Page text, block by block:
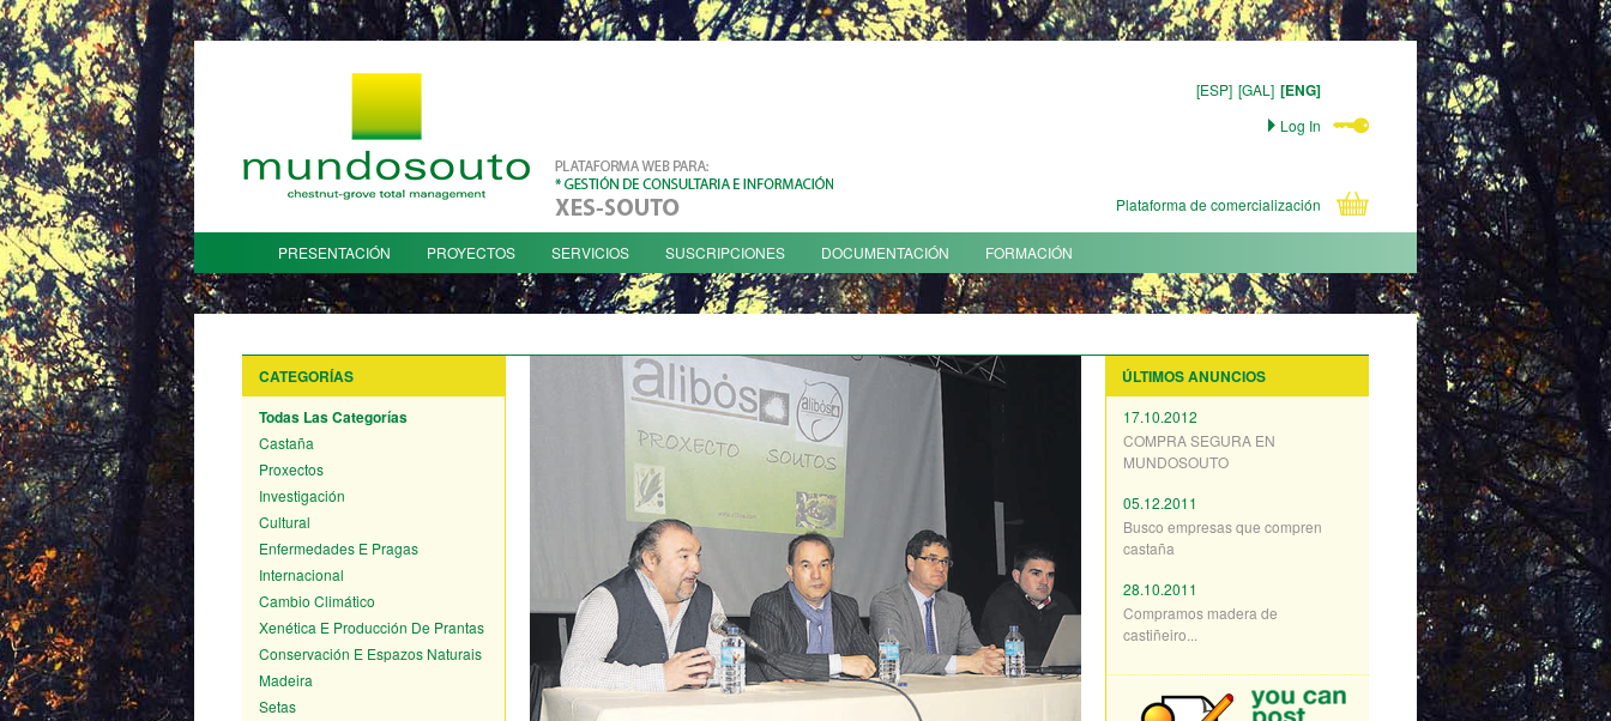
[ESP] [GAL] [ENG]
Log In
Plataforma de comercialización
PRESENTACIÓN PROYECTOS SERVICIOS SUSCRIPCIONES DOCUMENTACIÓN FORMACIÓN
CATEGORÍAS
Todas Las Categorías
Castaña
Proxectos
Investigación
Cultural
Enfermedades E Pragas
Internacional
Cambio Climático
Xenética E Producción De Prantas
Conservación E Espazos Naturais
Madeira
Setas
ÚLTIMOS ANUNCIOS
17.10.2012
COMPRA SEGURA EN
MUNDOSOUTO
05.12.2011
Busco empresas que compren
castaña
28.10.2011
Compramos madera de
castiñeiro...